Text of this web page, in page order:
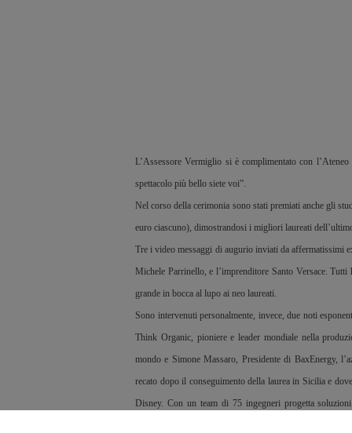
L’Assessore Vermiglio si è complimentato con
spettacolo più bello siete voi”.
Nel corso della cerimonia sono stati premiati anche gli
euro ciascuno), dimostrandosi i migliori laureati
Tre i video messaggi di augurio inviati da affermatissimi
Michele Parrinello, e l’imprenditore Santo Versace.
grande in bocca al lupo ai neo laureati.
Sono intervenuti personalmente, invece, due noti
Think Organic, pioniere e leader mondiale nella
mondo e Simone Massaro, Presidente di BaxEnergy,
recato dopo il conseguimento della laurea in Sicilia e
Disney. Con un team di 75 ingegneri progetta